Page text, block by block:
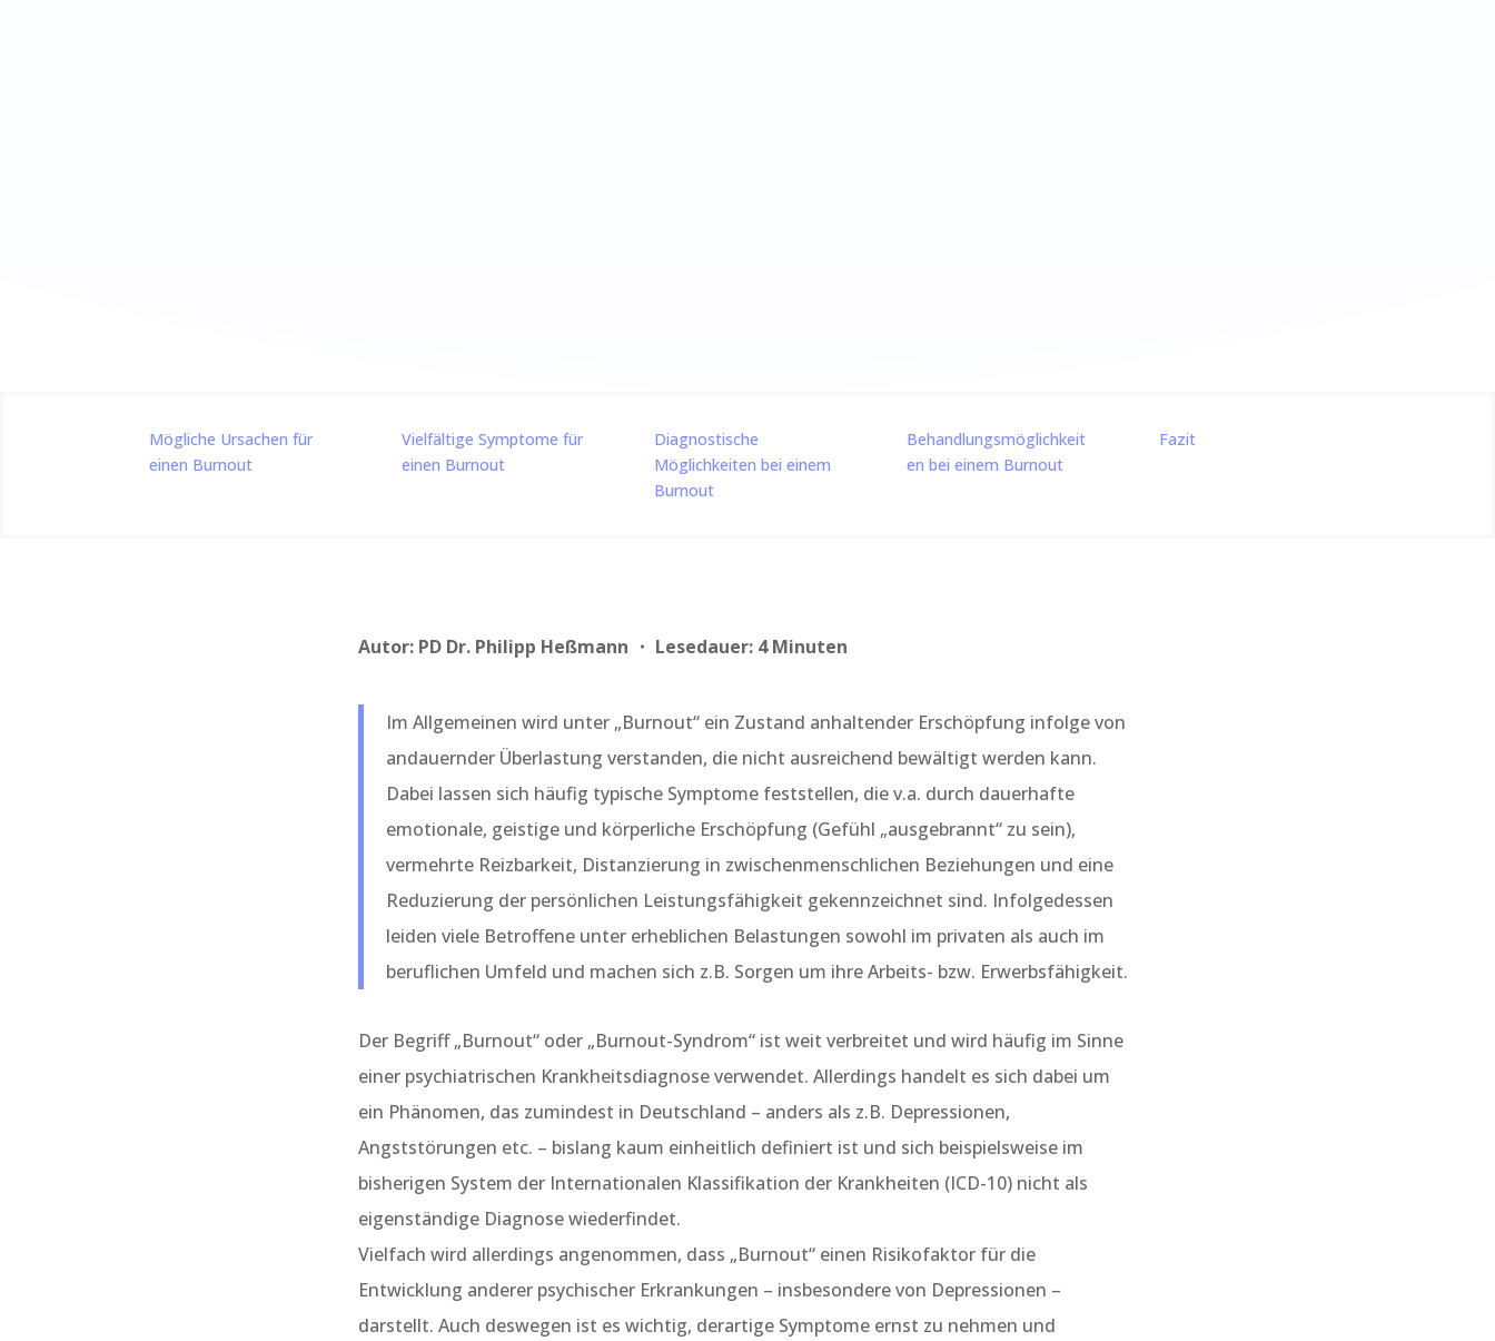
Mögliche Ursachen für
einen Burnout
Vielfältige Symptome für
einen Burnout
Diagnostische
Möglichkeiten bei einem
Burnout
Behandlungsmöglichkeit
en bei einem Burnout
Fazit
Autor: PD Dr. Philipp Heßmann ・ Lesedauer: 4 Minuten
Im Allgemeinen wird unter „Burnout“ ein Zustand anhaltender Erschöpfung infolge von
andauernder Überlastung verstanden, die nicht ausreichend bewältigt werden kann.
Dabei lassen sich häufig typische Symptome feststellen, die v.a. durch dauerhafte
emotionale, geistige und körperliche Erschöpfung (Gefühl „ausgebrannt“ zu sein),
vermehrte Reizbarkeit, Distanzierung in zwischenmenschlichen Beziehungen und eine
Reduzierung der persönlichen Leistungsfähigkeit gekennzeichnet sind. Infolgedessen
leiden viele Betroffene unter erheblichen Belastungen sowohl im privaten als auch im
beruflichen Umfeld und machen sich z.B. Sorgen um ihre Arbeits- bzw. Erwerbsfähigkeit.
Der Begriff „Burnout“ oder „Burnout-Syndrom“ ist weit verbreitet und wird häufig im Sinne
einer psychiatrischen Krankheitsdiagnose verwendet. Allerdings handelt es sich dabei um
ein Phänomen, das zumindest in Deutschland – anders als z.B. Depressionen,
Angststörungen etc. – bislang kaum einheitlich definiert ist und sich beispielsweise im
bisherigen System der Internationalen Klassifikation der Krankheiten (ICD-10) nicht als
eigenständige Diagnose wiederfindet.
Vielfach wird allerdings angenommen, dass „Burnout“ einen Risikofaktor für die
Entwicklung anderer psychischer Erkrankungen – insbesondere von Depressionen –
darstellt. Auch deswegen ist es wichtig, derartige Symptome ernst zu nehmen und